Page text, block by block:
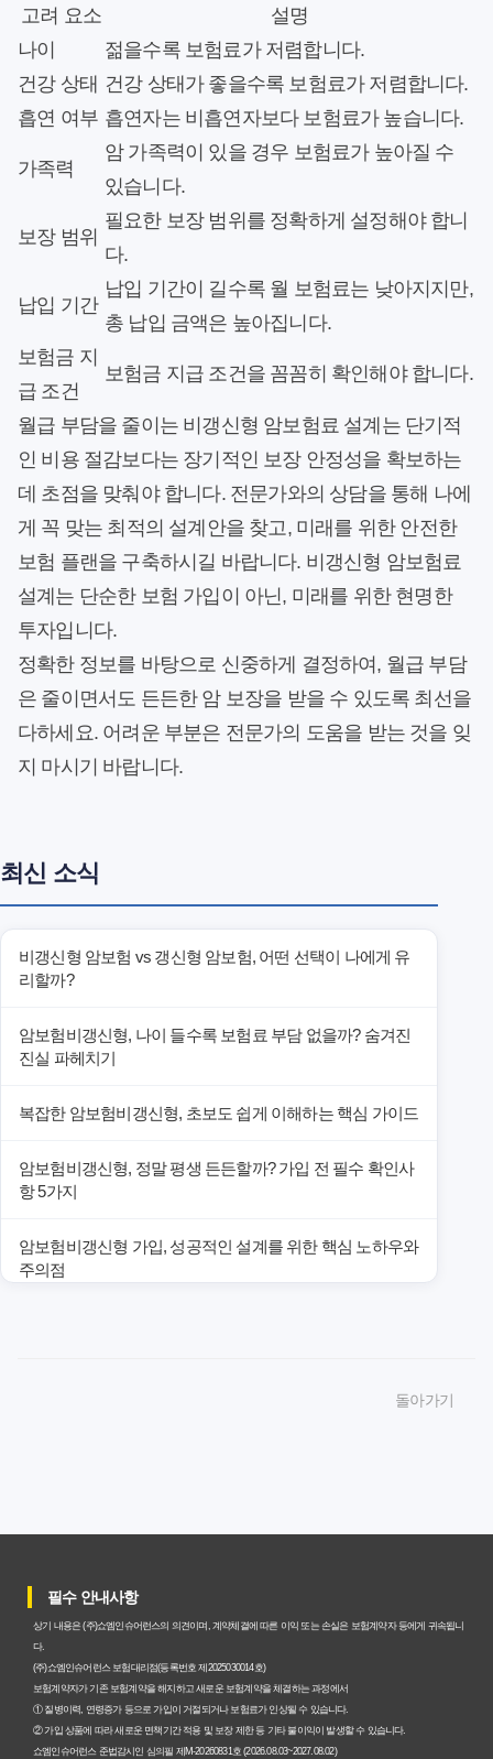
고려 요소
설명
나이
젊을수록 보험료가 저렴합니다.
건강 상태 건강 상태가 좋을수록 보험료가 저렴합니다.
흡연 여부 흡연자는 비흡연자보다 보험료가 높습니다.
가족력
암 가족력이 있을 경우 보험료가 높아질 수
있습니다.
보장 범위
필요한 보장 범위를 정확하게 설정해야 합니
다.
납입 기간
납입 기간이 길수록 월 보험료는 낮아지지만,
총 납입 금액은 높아집니다.
보험금 지
급 조건
보험금 지급 조건을 꼼꼼히 확인해야 합니다.
월급 부담을 줄이는 비갱신형 암보험료 설계는 단기적
인 비용 절감보다는 장기적인 보장 안정성을 확보하는
데 초점을 맞춰야 합니다. 전문가와의 상담을 통해 나에
게 꼭 맞는 최적의 설계안을 찾고, 미래를 위한 안전한
보험 플랜을 구축하시길 바랍니다. 비갱신형 암보험료
설계는 단순한 보험 가입이 아닌, 미래를 위한 현명한
투자입니다.
정확한 정보를 바탕으로 신중하게 결정하여, 월급 부담
은 줄이면서도 든든한 암 보장을 받을 수 있도록 최선을
다하세요. 어려운 부분은 전문가의 도움을 받는 것을 잊
지 마시기 바랍니다.
최신 소식
비갱신형 암보험 vs 갱신형 암보험, 어떤 선택이 나에게 유
리할까?
암보험비갱신형, 나이 들수록 보험료 부담 없을까? 숨겨진
진실 파헤치기
복잡한 암보험비갱신형, 초보도 쉽게 이해하는 핵심 가이드
암보험비갱신형, 정말 평생 든든할까? 가입 전 필수 확인사
항 5가지
암보험비갱신형 가입, 성공적인 설계를 위한 핵심 노하우와
주의점
갱신형 암보험과 비갱신형, 어떤 차이가 있을까? 내게 맞는
암보험비갱신형, 평생 고정 보험료의 숨겨진 가치와 현명한
선택 기준
암보험 비갱신형, 왜 지금 선택해야 할까요? 미래 보험료 걱
정 끝내는 방법
돌아가기
필수 안내사항
상기 내용은 (주)쇼엠인슈어런스의 의견이며, 계약체결에 따른 이익 또는 손실은 보험계약자 등에게 귀속됩니
다.
(주)쇼엠인슈어런스 보험대리점(등록번호 제2025030014호)
보험계약자가 기존 보험계약을 해지하고 새로운 보험계약을 체결하는 과정에서
① 질병이력, 연령증가 등으로 가입이 거절되거나 보험료가 인상될 수 있습니다.
② 가입 상품에 따라 새로운 면책기간 적용 및 보장 제한 등 기타 불이익이 발생할 수 있습니다.
쇼엠인슈어런스 준법감시인 심의필 제M-20260831호 (2026.08.03~2027.08.02)